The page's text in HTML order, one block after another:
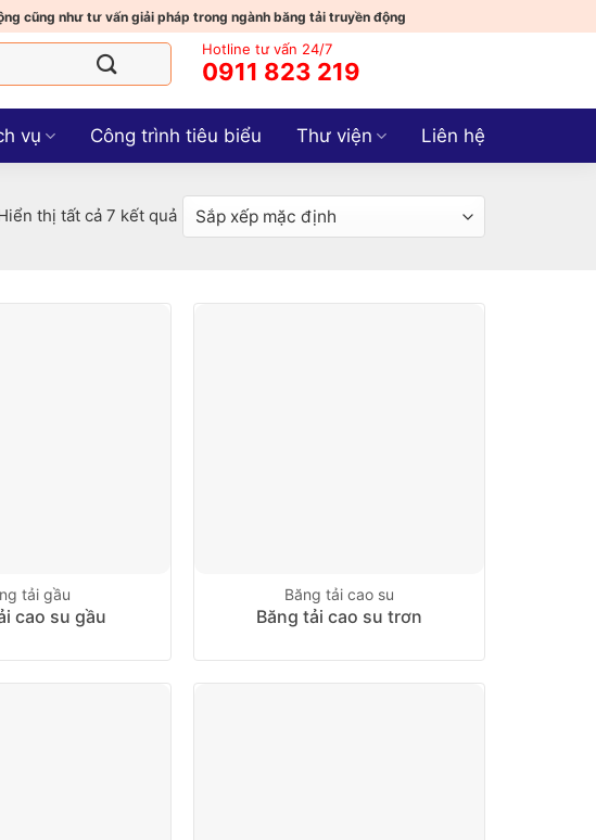
cũng như tư vấn giải pháp trong ngành băng tải truyền động
Hotline tư vấn 24/7
0911 823 219
vụ Công trình tiêu biểu Thư viện Liên hệ
thị tất cả 7 kết quả
tải gầu
cao su gầu
Băng tải cao su
Băng tải cao su trơn